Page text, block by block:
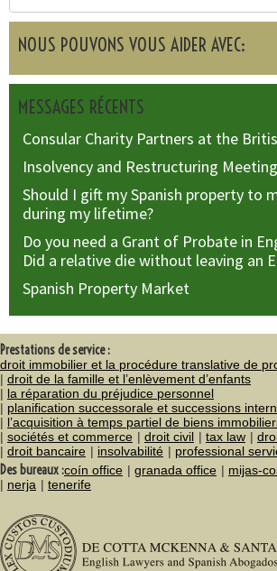
NOUS POUVONS VOUS AIDER AVEC:
MESSAGES RÉCENTS
Consular Charity Partners at the
Insolvency and Restructuring
Should I gift my Spanish property to
during my lifetime?
Do you need a Grant of Probate in
Did a relative die without leaving an
Spanish Property Market
Prestations de service :
droit immobilier et la procédure translative de
droit de la famille et l’enlèvement d’enfants
la réparation du préjudice personnel
planification successorale et successions
l’acquisition à temps partiel de biens
sociétés et commerce
droit civil tax law
droit bancaire
insolvabilité professional
Des bureaux :coín office granada office
mijas-
nerja
tenerife